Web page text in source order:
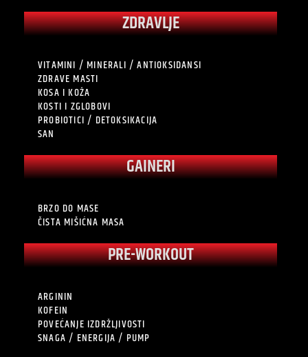
ZDRAVLJE
VITAMINI / MINERALI / ANTIOKSIDANSI
ZDRAVE MASTI
KOSA I KOŽA
KOSTI I ZGLOBOVI
PROBIOTICI / DETOKSIKACIJA
SAN
GAINERI
BRZO DO MASE
ČISTA MIŠIĆNA MASA
PRE-WORKOUT
ARGININ
KOFEIN
POVEĆANJE IZDRŽLJIVOSTI
SNAGA / ENERGIJA / PUMP